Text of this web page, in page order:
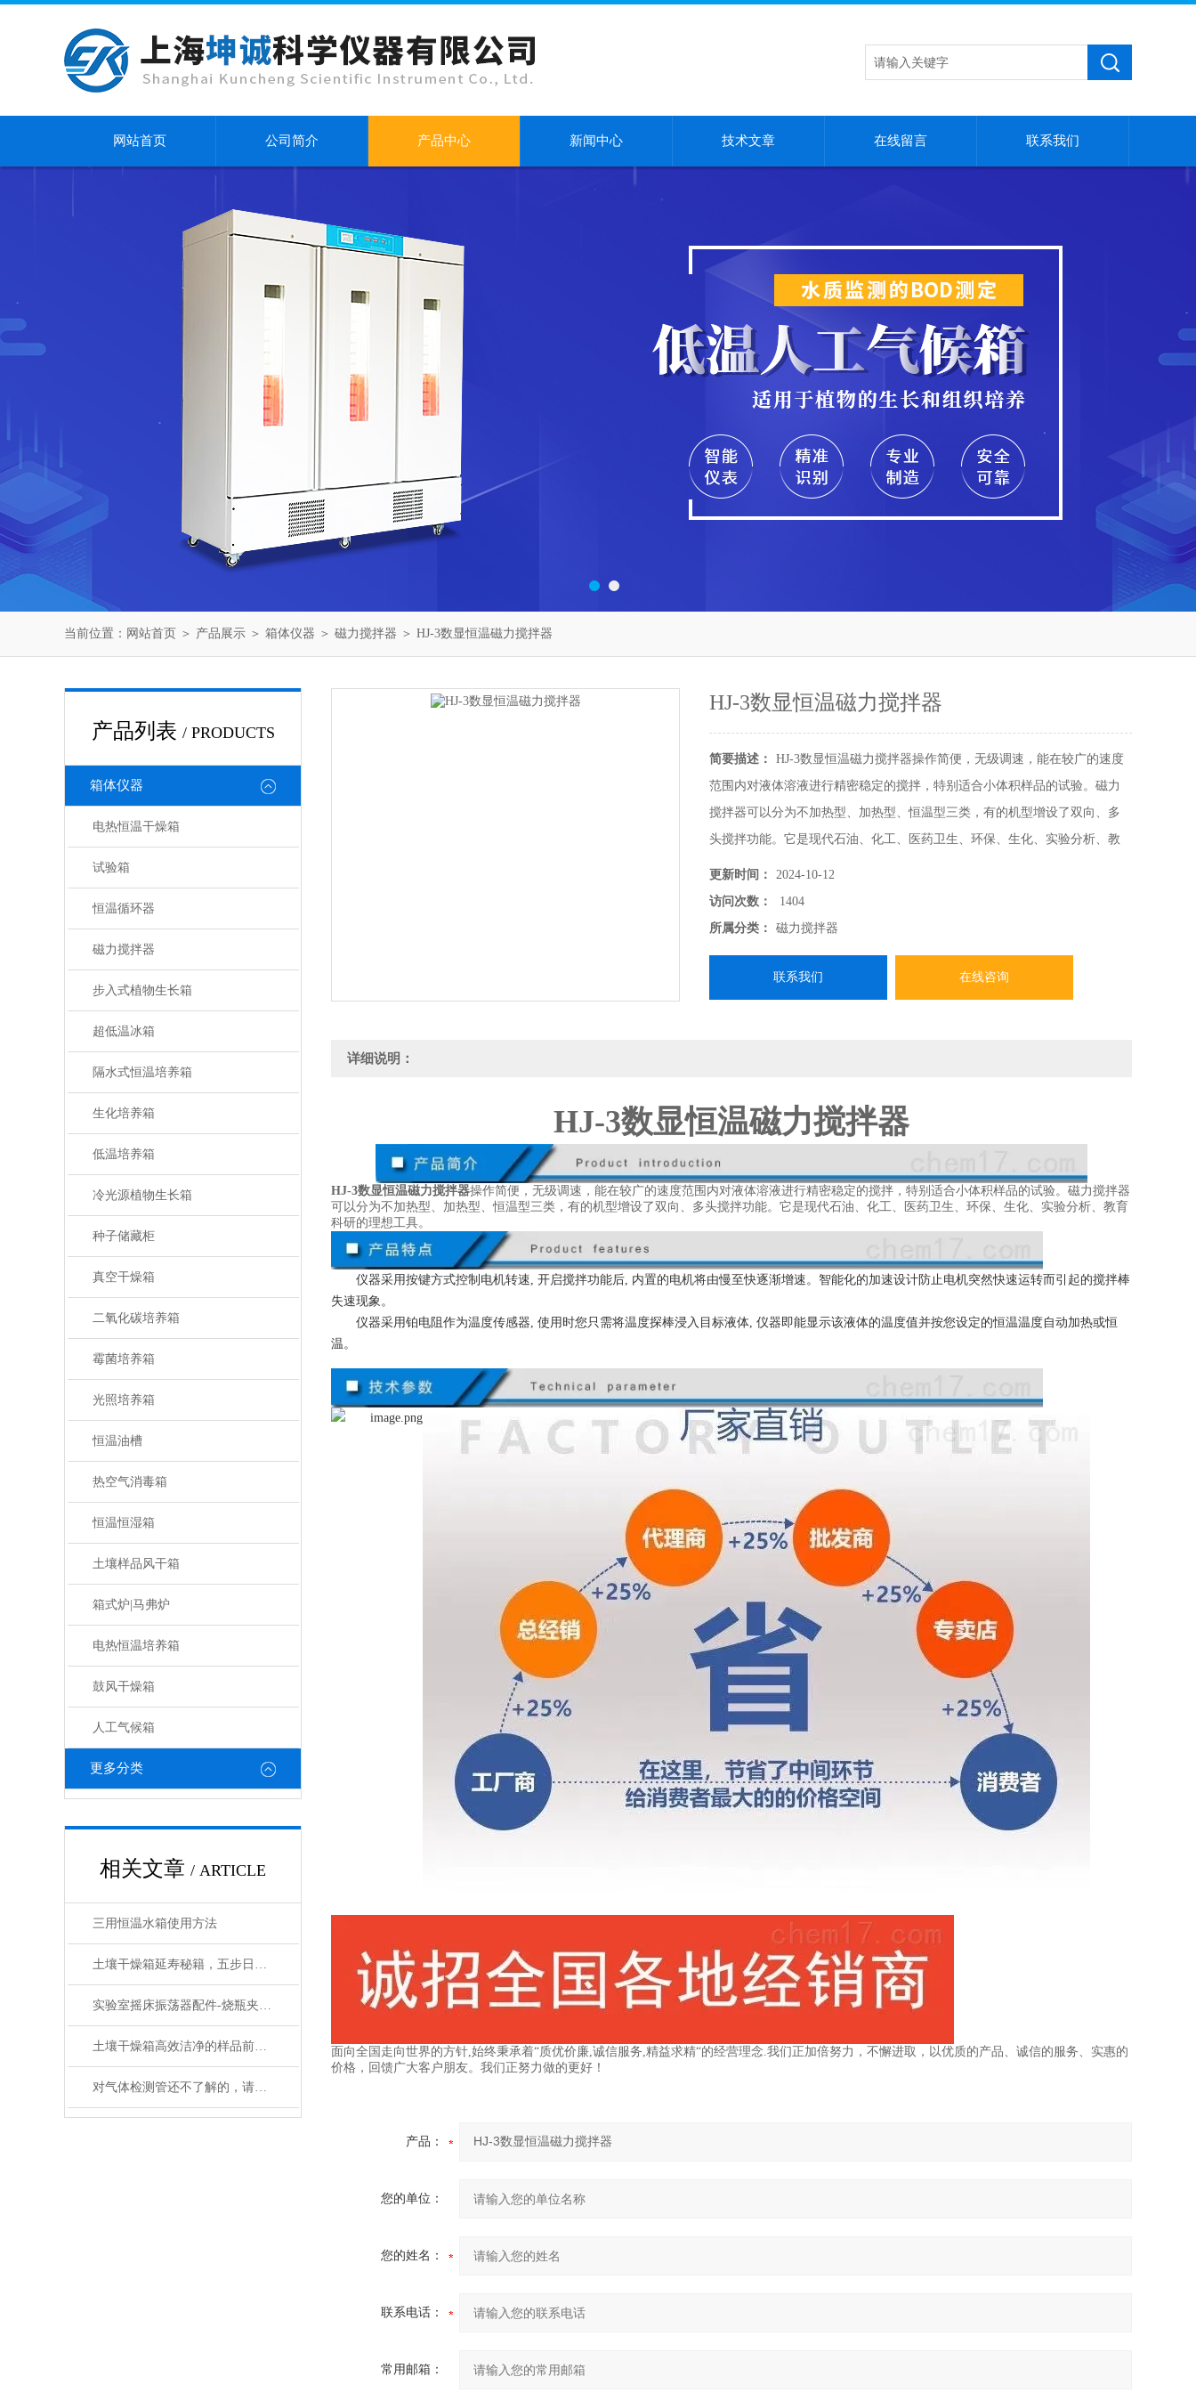
网站首页 公司简介 产品中心 新闻中心 技术文章 在线留言 联系我们
当前位置： 网站首页 ＞ 产品展示 ＞ 箱体仪器 ＞ 磁力搅拌器 ＞ HJ-3数显恒温磁力搅拌器
产品列表 / PRODUCTS
箱体仪器
电热恒温干燥箱
试验箱
恒温循环器
磁力搅拌器
步入式植物生长箱
超低温冰箱
隔水式恒温培养箱
生化培养箱
低温培养箱
冷光源植物生长箱
种子储藏柜
真空干燥箱
二氧化碳培养箱
霉菌培养箱
光照培养箱
恒温油槽
热空气消毒箱
恒温恒湿箱
土壤样品风干箱
箱式炉|马弗炉
电热恒温培养箱
鼓风干燥箱
人工气候箱
更多分类
相关文章 / ARTICLE
三用恒温水箱使用方法
土壤干燥箱延寿秘籍，五步日常养护法让实验数据更精准
实验室摇床振荡器配件-烧瓶夹具的分类和介绍
土壤干燥箱高效洁净的样品前处理设备
对气体检测管还不了解的，请看这里！
HJ-3数显恒温磁力搅拌器
简要描述：
HJ-3数显恒温磁力搅拌器操作简便，无级调速，能在较广的速度
范围内对液体溶液进行精密稳定的搅拌，特别适合小体积样品的试验。磁力
搅拌器可以分为不加热型、加热型、恒温型三类，有的机型增设了双向、多
头搅拌功能。它是现代石油、化工、医药卫生、环保、生化、实验分析、教
育科研的理想工具。
更新时间：
2024-10-12
访问次数：
1404
所属分类：
磁力搅拌器
联系我们 在线咨询
详细说明：
HJ-3数显恒温磁力搅拌器
HJ-3数显恒温磁力搅拌器操作简便，无级调速，能在较广的速度范围内对液体溶液进行精密稳定的搅拌，特别适合小体积样品的试验。磁力搅拌器
可以分为不加热型、加热型、恒温型三类，有的机型增设了双向、多头搅拌功能。它是现代石油、化工、医药卫生、环保、生化、实验分析、教育
科研的理想工具。
仪器采用按键方式控制电机转速, 开启搅拌功能后, 内置的电机将由慢至快逐渐增速。智能化的加速设计防止电机突然快速运转而引起的搅拌棒
失速现象。
仪器采用铂电阻作为温度传感器, 使用时您只需将温度探棒浸入目标液体, 仪器即能显示该液体的温度值并按您设定的恒温温度自动加热或恒
温。
面向全国走向世界的方针,始终秉承着“质优价廉,诚信服务,精益求精“的经营理念.我们正加倍努力，不懈进取，以优质的产品、诚信的服务、实惠的
价格，回馈广大客户朋友。我们正努力做的更好！
产品：
您的单位：
您的姓名：
联系电话：
常用邮箱：